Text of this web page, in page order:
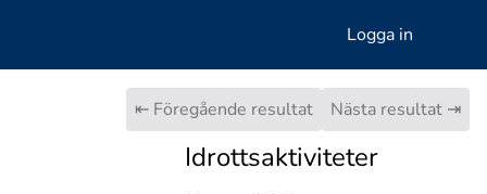
Logga in
⇤ Föregående resultat Nästa resultat ⇥
Idrottsaktiviteter